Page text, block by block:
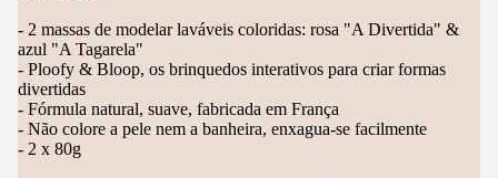
- 2 massas de modelar laváveis coloridas: rosa "A Divertida" &
azul "A Tagarela"
- Ploofy & Bloop, os brinquedos interativos para criar formas
divertidas
- Fórmula natural, suave, fabricada em França
- Não colore a pele nem a banheira, enxagua-se facilmente
- 2 x 80g